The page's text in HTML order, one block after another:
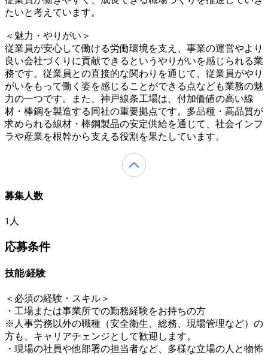
たいと考えています。
＜魅力・やりがい＞
従業員が安心して働ける労働環境を支え、事業の運営やより
良い会社づくりに貢献できるというやりがいを感じられる業
務です。従業員との直接的な関わりを通じて、従業員がやり
がいをもって働く姿を感じることができる点なども業務の魅
力の一つです。また、神戸線条工場は、付加価値の高い線
材・棒鋼を製造する同社の重要拠点です。多品種・高品質が
求められる線材・棒鋼製品の安定供給を通じて、社会インフ
ラや産業を根幹から支える役割を果たしています。
募集人数
1人
応募条件
技能/経験
＜必須の経験・スキル＞
・工場または事業所での勤務経験をお持ちの方
※人事労務以外の職種（安全衛生、総務、現場管理など）の
方も、キャリアチェンジとして歓迎します。
・現場の社員や他部署の担当者など、多様な立場の人と物怖